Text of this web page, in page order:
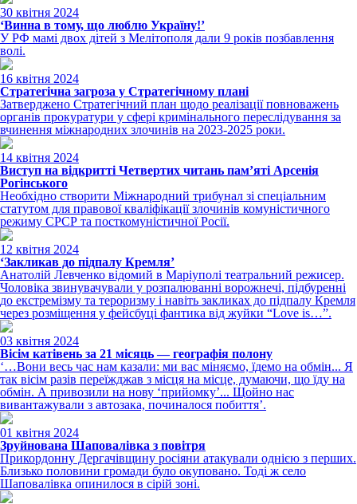
30 квітня 2024
‘Винна в тому, що люблю Україну!’
У РФ мамі двох дітей з Мелітополя дали 9 років позбавлення
волі.
16 квітня 2024
Стратегічна загроза у Стратегічному плані
Затверджено Стратегічний план щодо реалізації повноважень
органів прокуратури у сфері кримінального переслідування за
вчинення міжнародних злочинів на 2023-2025 роки.
14 квітня 2024
Виступ на відкритті Четвертих читань пам’яті Арсенія
Рогінського
Необхідно створити Міжнародний трибунал зі спеціальним
статутом для правової кваліфікації злочинів комуністичного
режиму СРСР та посткомуністичної Росії.
12 квітня 2024
‘Закликав до підпалу Кремля’
Анатолій Левченко відомий в Маріуполі театральний режисер.
Чоловіка звинувачували у розпалюванні ворожнечі, підбуренні
до екстремізму та тероризму і навіть закликах до підпалу Кремля
через розміщення у фейсбуці фантика від жуйки “Love is…”.
03 квітня 2024
Вісім катівень за 21 місяць — географія полону
‘…Вони весь час нам казали: ми вас міняємо, їдемо на обмін... Я
так вісім разів переїжджав з місця на місце, думаючи, що їду на
обмін. А привозили на нову ‘прийомку’... Щойно нас
вивантажували з автозака, починалося побиття’.
01 квітня 2024
Зруйнована Шаповалівка з повітря
Прикордонну Дергачівщину росіяни атакували однією з перших.
Близько половини громади було окуповано. Тоді ж село
Шаповалівка опинилося в сірій зоні.